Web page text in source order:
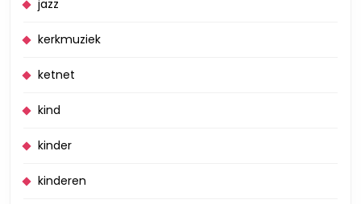
jazz
kerkmuziek
ketnet
kind
kinder
kinderen